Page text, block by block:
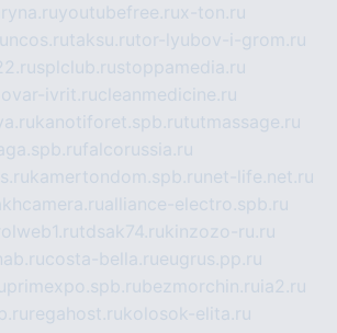
youtubefree.rux-ton.ru
taksu.rutor-lyubov-i-grom.ru
splclub.rustoppamedia.ru
ivrit.rucleanmedicine.ru
kanotiforet.spb.rututmassage.ru
falcorussia.ru
kamertondom.spb.ru net-life.net.ru
alliance-electro.spb.ru
tdsak74.rukinzozo-ru.ru
costa-bella.rueugrus.pp.ru
primexpo.spb.rubezmorchin.ru ia2.ru
regahost.rukolosok-elita.ru